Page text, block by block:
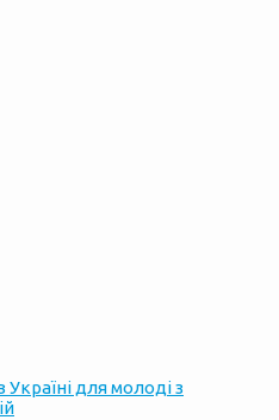
для молоді з